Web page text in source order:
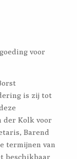
voor
is zij tot
der Kolk voor
Barend
termijnen van
beschikbaar